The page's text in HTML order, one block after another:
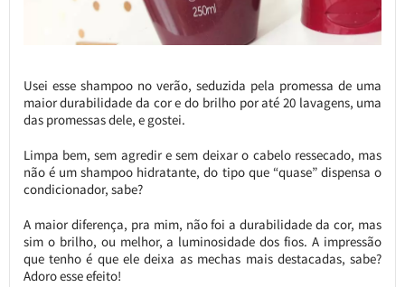
Usei esse shampoo no verão, seduzida pela promessa de uma
maior durabilidade da cor e do brilho por até 20 lavagens, uma
das promessas dele, e gostei.
Limpa bem, sem agredir e sem deixar o cabelo ressecado, mas
não é um shampoo hidratante, do tipo que “quase” dispensa o
condicionador, sabe?
A maior diferença, pra mim, não foi a durabilidade da cor, mas
sim o brilho, ou melhor, a luminosidade dos fios. A impressão
que tenho é que ele deixa as mechas mais destacadas, sabe?
Adoro esse efeito!